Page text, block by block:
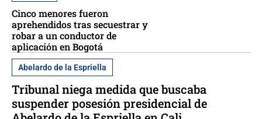
Cinco menores fueron
aprehendidos tras secuestrar y
robar a un conductor de
aplicación en Bogotá
Abelardo de la Espriella
Tribunal niega medida que buscaba
suspender posesión presidencial de